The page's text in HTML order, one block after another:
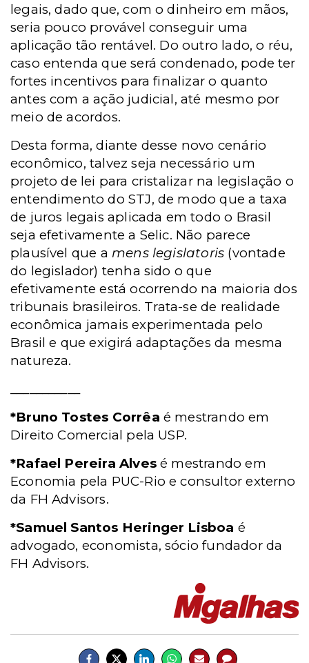
legais, dado que, com o dinheiro em mãos,
seria pouco provável conseguir uma
aplicação tão rentável. Do outro lado, o réu,
caso entenda que será condenado, pode ter
fortes incentivos para finalizar o quanto
antes com a ação judicial, até mesmo por
meio de acordos.
Desta forma, diante desse novo cenário
econômico, talvez seja necessário um
projeto de lei para cristalizar na legislação o
entendimento do STJ, de modo que a taxa
de juros legais aplicada em todo o Brasil
seja efetivamente a Selic. Não parece
plausível que a mens legislatoris (vontade
do legislador) tenha sido o que
efetivamente está ocorrendo na maioria dos
tribunais brasileiros. Trata-se de realidade
econômica jamais experimentada pelo
Brasil e que exigirá adaptações da mesma
natureza.
*Bruno Tostes Corrêa é mestrando em
Direito Comercial pela USP.
*Rafael Pereira Alvesé mestrando em
Economia pela PUC-Rio e consultor externo
da FH Advisors.
*Samuel Santos Heringer Lisboa é
advogado, economista, sócio fundador da
FH Advisors.